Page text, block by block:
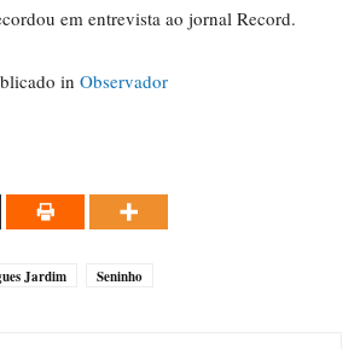
em entrevista ao jornal Record.
in Observador
Jardim Seninho